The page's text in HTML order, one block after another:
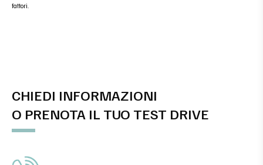
fattori.
CHIEDI INFORMAZIONI
O PRENOTA IL TUO TEST DRIVE